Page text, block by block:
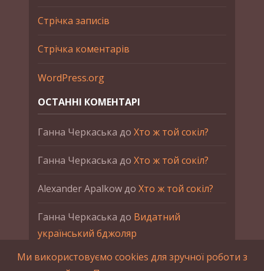
Стрічка записів
Стрічка коментарів
WordPress.org
ОСТАННІ КОМЕНТАРІ
Ганна Черкаська до Хто ж той сокіл?
Ганна Черкаська до Хто ж той сокіл?
Alexander Apalkowдо Хто ж той сокіл?
Ганна Черкаська до Видатний
український бджоляр
Ганна ЧеркаськадоПетро Франко
Ми використовуємо cookies для зручної роботи з